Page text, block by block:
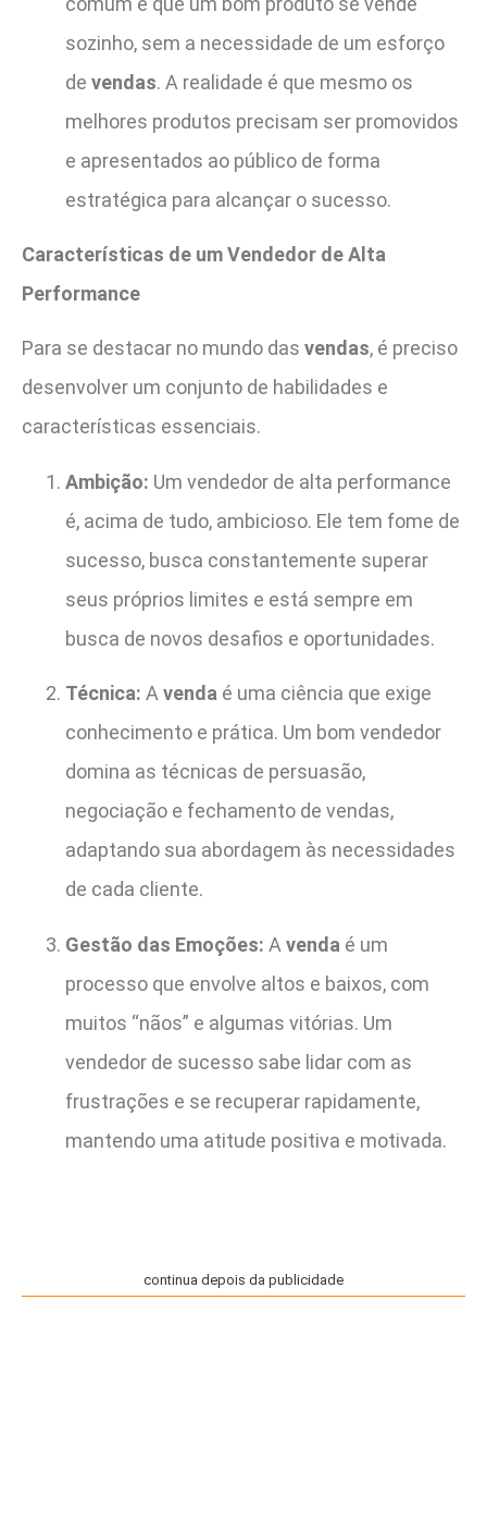
sozinho, sem a necessidade de um esforço
de vendas. A realidade é que mesmo os
melhores produtos precisam ser promovidos
e apresentados ao público de forma
estratégica para alcançar o sucesso.
Características de um Vendedor de Alta
Performance
Para se destacar no mundo das vendas, é preciso
desenvolver um conjunto de habilidades e
características essenciais.
Ambição: Um vendedor de alta performance
é, acima de tudo, ambicioso. Ele tem fome de
sucesso, busca constantemente superar
seus próprios limites e está sempre em
busca de novos desafios e oportunidades.
Técnica: A venda é uma ciência que exige
conhecimento e prática. Um bom vendedor
domina as técnicas de persuasão,
negociação e fechamento de vendas,
adaptando sua abordagem às necessidades
de cada cliente.
Gestão das Emoções: A venda é um
processo que envolve altos e baixos, com
muitos “nãos” e algumas vitórias. Um
vendedor de sucesso sabe lidar com as
frustrações e se recuperar rapidamente,
mantendo uma atitude positiva e motivada.
continua depois da publicidade